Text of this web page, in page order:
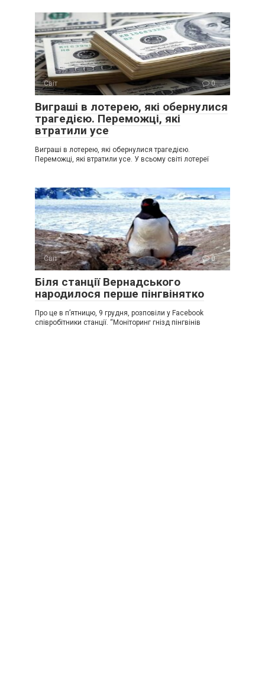
Світ 0
Виграші в лотерею, які обернулися
трагедією. Переможці, які
втратили усе
Виграші в лотерею, які обернулися трагедією.
Переможці, які втратили усе. У всьому світі лотереї
Світ 0
Біля станції Вернадського
народилося перше пінгвінятко
Про це в п’ятницю, 9 грудня, розповіли у Facebook
співробітники станції. “Моніторинг гнізд пінгвінів